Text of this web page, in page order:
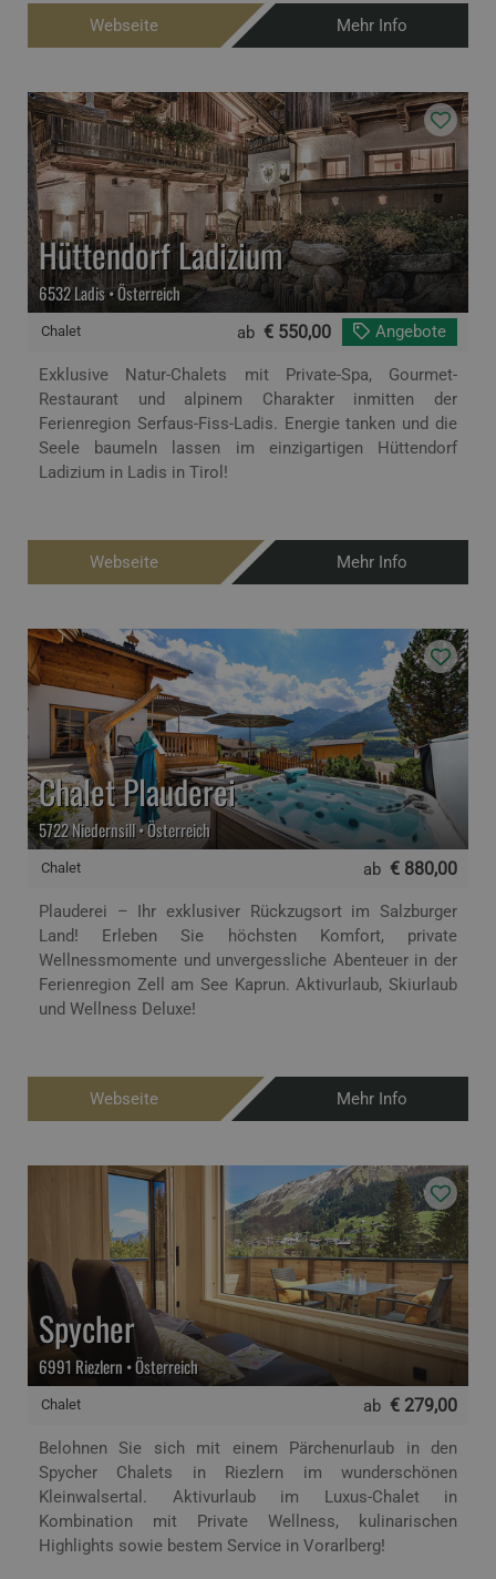
Webseite Mehr Info
Chalet
Hüttendorf Ladizium
6532 Ladis • Österreich
ab € 550,00 Angebote
Exklusive Natur-Chalets mit Private-Spa, Gourmet-
Restaurant und alpinem Charakter inmitten der
Ferienregion Serfaus-Fiss-Ladis. Energie tanken und die
Seele baumeln lassen im einzigartigen Hüttendorf
Ladizium in Ladis in Tirol!
Webseite Mehr Info
Chalet
Chalet Plauderei
5722 Niedernsill • Österreich
ab € 880,00
Plauderei – Ihr exklusiver Rückzugsort im Salzburger
Land! Erleben Sie höchsten Komfort, private
Wellnessmomente und unvergessliche Abenteuer in der
Ferienregion Zell am See Kaprun. Aktivurlaub, Skiurlaub
und Wellness Deluxe!
Webseite Mehr Info
Chalet
Spycher
6991 Riezlern • Österreich
ab € 279,00
Belohnen Sie sich mit einem Pärchenurlaub in den
Spycher Chalets in Riezlern im wunderschönen
Kleinwalsertal. Aktivurlaub im Luxus-Chalet in
Kombination mit Private Wellness, kulinarischen
Highlights sowie bestem Service in Vorarlberg!